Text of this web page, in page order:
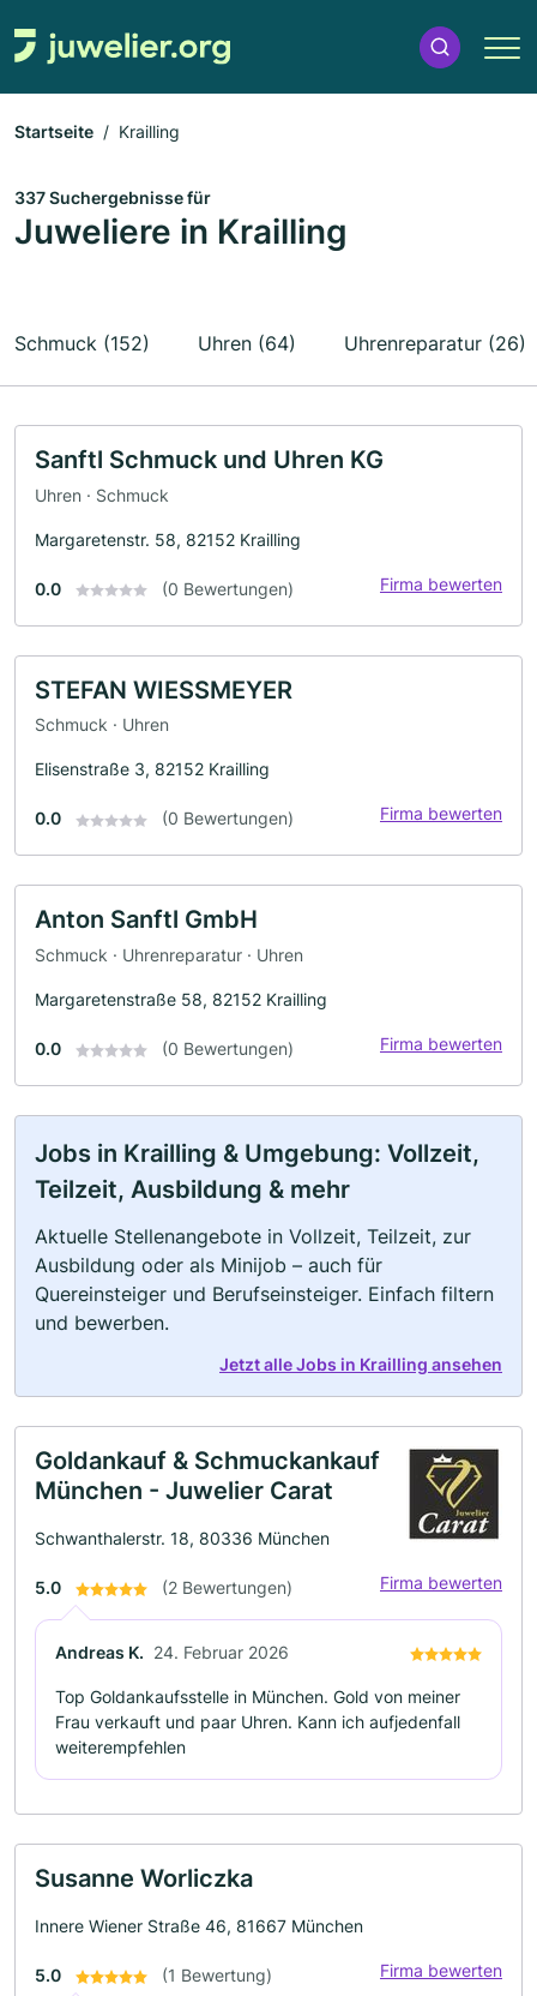
Startseite Krailling
337 Suchergebnisse für
Juweliere in Krailling
Schmuck (152) Uhren (64) Uhrenreparatur (26)
Sanftl Schmuck und Uhren KG
Uhren · Schmuck
Margaretenstr. 58, 82152 Krailling
0.0 (0 Bewertungen) Firma bewerten
STEFAN WIESSMEYER
Schmuck · Uhren
Elisenstraße 3, 82152 Krailling
0.0 (0 Bewertungen) Firma bewerten
Anton Sanftl GmbH
Schmuck · Uhrenreparatur · Uhren
Margaretenstraße 58, 82152 Krailling
0.0 (0 Bewertungen) Firma bewerten
Jobs in Krailling & Umgebung: Vollzeit,
Teilzeit, Ausbildung & mehr
Aktuelle Stellenangebote in Vollzeit, Teilzeit, zur
Ausbildung oder als Minijob – auch für
Quereinsteiger und Berufseinsteiger. Einfach filtern
und bewerben.
Jetzt alle Jobs in Krailling ansehen
Goldankauf & Schmuckankauf
München - Juwelier Carat
Schwanthalerstr. 18, 80336 München
5.0 (2 Bewertungen) Firma bewerten
Andreas K. 24. Februar 2026
Top Goldankaufsstelle in München. Gold von meiner
Frau verkauft und paar Uhren. Kann ich aufjedenfall
weiterempfehlen
Susanne Worliczka
Innere Wiener Straße 46, 81667 München
5.0 (1 Bewertung) Firma bewerten